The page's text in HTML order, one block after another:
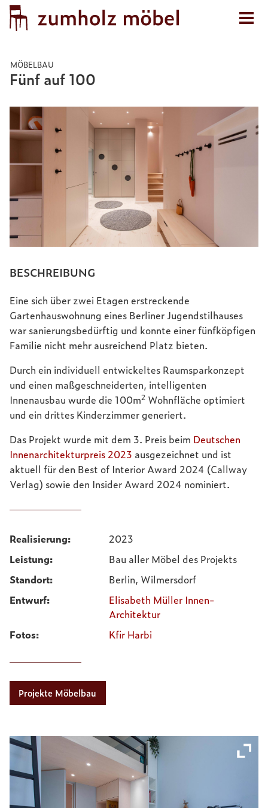
MÖBELBAU
Fünf auf 100
BESCHREIBUNG
Eine sich über zwei Etagen erstreckende
Gartenhauswohnung eines Berliner Jugendstilhauses
war sanierungsbedürftig und konnte einer fünfköpfigen
Familie nicht mehr ausreichend Platz bieten.
Durch ein individuell entwickeltes Raumsparkonzept
und einen maßgeschneiderten, intelligenten
Innenausbau wurde die 100m2 Wohnfläche optimiert
und ein drittes Kinderzimmer generiert.
Das Projekt wurde mit dem 3. Preis beim Deutschen
Innenarchitekturpreis 2023 ausgezeichnet und ist
aktuell für den Best of Interior Award 2024 (Callway
Verlag) sowie den Insider Award 2024 nominiert.
Realisierung:
2023
Leistung:
Bau aller Möbel des Projekts
Standort:
Berlin, Wilmersdorf
Entwurf:
Elisabeth Müller Innen-
Architektur
Fotos:
Kfir Harbi
Projekte Möbelbau